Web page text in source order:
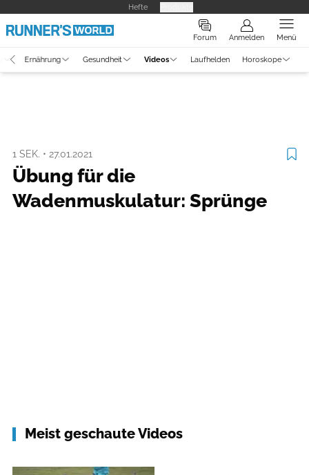
Hefte
Forum Anmelden Menü
Ernährung Gesundheit Videos Laufhelden Horoskope
1 SEK. • 27.01.2021
Übung für die
Wadenmuskulatur: Sprünge
Meist geschaute Videos